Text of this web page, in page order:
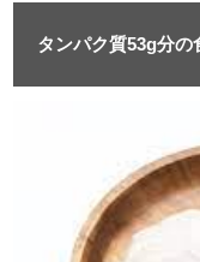
タンパク質53g分